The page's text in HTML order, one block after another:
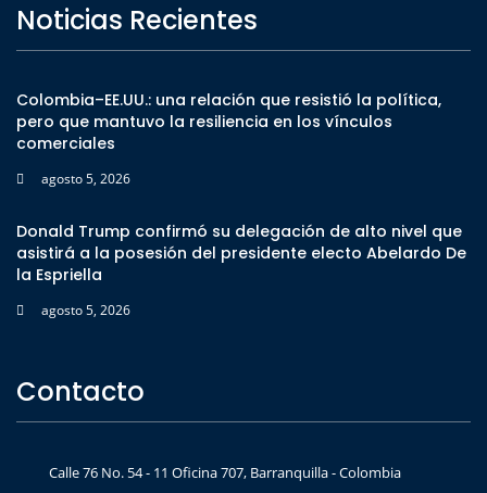
Noticias Recientes
Colombia–EE.UU.: una relación que resistió la política,
pero que mantuvo la resiliencia en los vínculos
comerciales
agosto 5, 2026
Donald Trump confirmó su delegación de alto nivel que
asistirá a la posesión del presidente electo Abelardo De
la Espriella
agosto 5, 2026
Contacto
Calle 76 No. 54 - 11 Oficina 707, Barranquilla - Colombia